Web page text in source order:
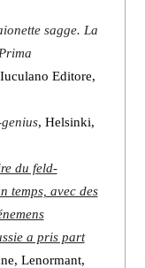
sagge. La
Editore,
, Helsinki,
du feld-
temps, avec des
a pris part
Lenormant,